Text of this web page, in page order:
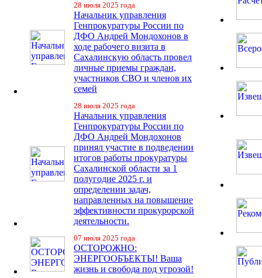
28 июля 2025 года
Начальник управления
Генпрокуратуры России по
ДФО Андрей Мондохонов в
ходе рабочего визита в
Сахалинскую область провел
личные приемы граждан,
участников СВО и членов их
семей
28 июля 2025 года
Начальник управления
Генпрокуратуры России по
ДФО Андрей Мондохонов
принял участие в подведении
итогов работы прокуратуры
Сахалинской области за 1
полугодие 2025 г. и
определении задач,
направленных на повышение
эффективности прокурорской
деятельности.
07 июля 2025 года
ОСТОРОЖНО:
ЭНЕРГООБЪЕКТЫ! Ваша
жизнь и свобода под угрозой!